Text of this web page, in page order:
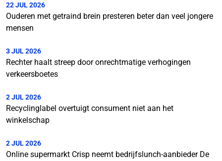
22 JUL 2026
Ouderen met getraind brein presteren beter dan veel jongere
mensen
3 JUL 2026
Rechter haalt streep door onrechtmatige verhogingen
verkeersboetes
2 JUL 2026
Recyclinglabel overtuigt consument niet aan het
winkelschap
2 JUL 2026
Online supermarkt Crisp neemt bedrijfslunch-aanbieder De